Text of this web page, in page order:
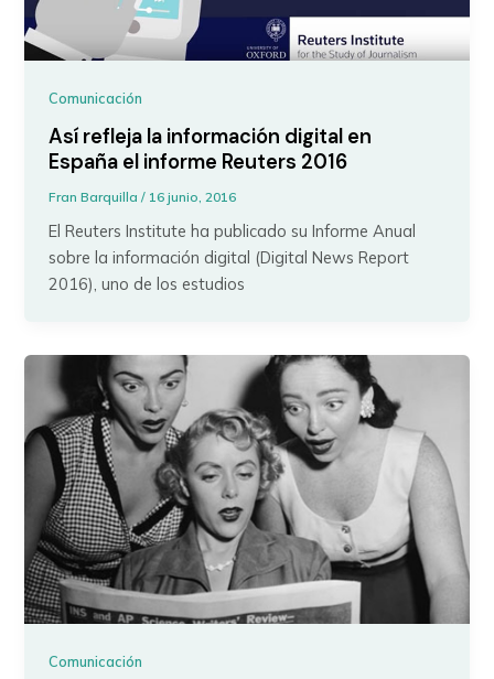
Comunicación
Así refleja la información digital en
España el informe Reuters 2016
Fran Barquilla/ 16 junio, 2016
El Reuters Institute ha publicado su Informe Anual
sobre la información digital (Digital News Report
2016), uno de los estudios
Comunicación